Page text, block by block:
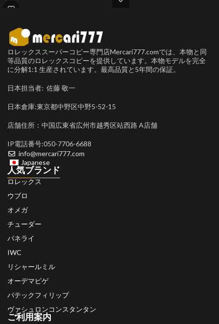
ロレックススーパーコピー専門店Mercari777.comでは、本物と同
等品質のロレックスコピーを提供しています。本物モデルを完全
に分解1:1 生産されています。最高品質と5年間の保証。
日本担当者: 佐藤 敬一
日本倉庫:東京都中野区中野5-52-15
店舗住所：中国広東省広州市越秀区站西路 A店舗
IP電話番号:050-7706-6688
info@mercari777.com
Japanese
人気ブランド
ロレックス
ウブロ
オメガ
チューダー
パネライ
IWC
リシャールミル
オーデマピゲ
パテックフィリップ
ヴァシュロンコンスタンタン
ご利用案内